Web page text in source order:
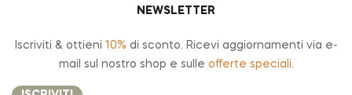
NEWSLETTER
Iscriviti & ottieni 10% di sconto. Ricevi aggiornamenti via e-
mail sul nostro shop e sulle offerte speciali.